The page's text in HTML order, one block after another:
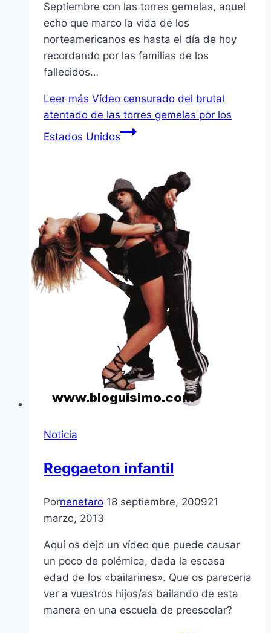
Septiembre con las torres gemelas, aquel
echo que marco la vida de los
norteamericanos es hasta el día de hoy
recordando por las familias de los
fallecidos…
Leer más Vídeo censurado del brutal
atentado de las torres gemelas por los
Estados Unidos
Noticia
Reggaeton infantil
Pornenetaro 18 septiembre, 200921
marzo, 2013
Aquí­ os dejo un ví­deo que puede causar
un poco de polémica, dada la escasa
edad de los «bailarines». Que os pareceria
ver a vuestros hijos/as bailando de esta
manera en una escuela de preescolar?